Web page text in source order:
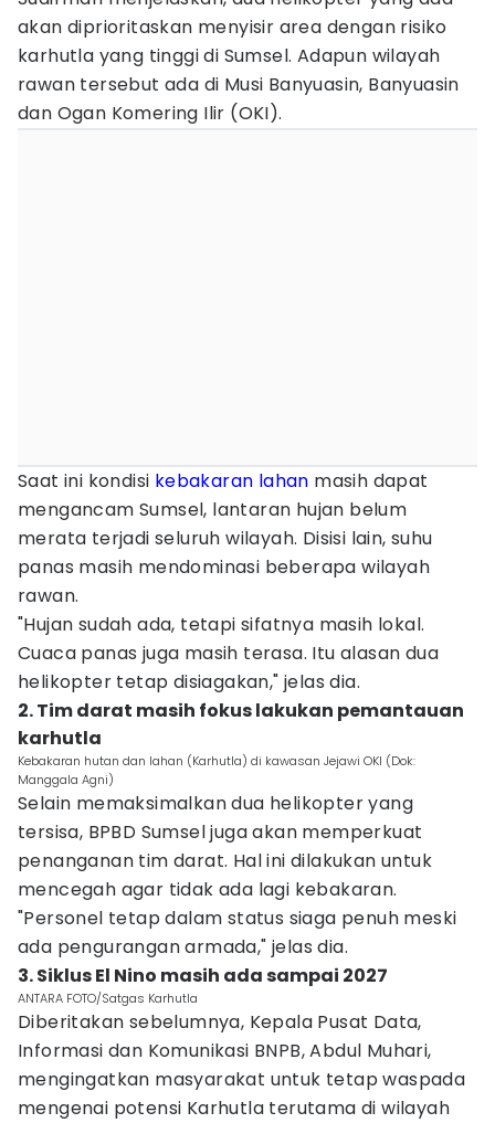
akan diprioritaskan menyisir area dengan risiko
karhutla yang tinggi di Sumsel. Adapun wilayah
rawan tersebut ada di Musi Banyuasin, Banyuasin
dan Ogan Komering Ilir (OKI).
Saat ini kondisi kebakaran lahan masih dapat
mengancam Sumsel, lantaran hujan belum
merata terjadi seluruh wilayah. Disisi lain, suhu
panas masih mendominasi beberapa wilayah
rawan.
"Hujan sudah ada, tetapi sifatnya masih lokal.
Cuaca panas juga masih terasa. Itu alasan dua
helikopter tetap disiagakan," jelas dia.
2. Tim darat masih fokus lakukan pemantauan
karhutla
Kebakaran hutan dan lahan (Karhutla) di kawasan Jejawi OKI (Dok:
Manggala Agni)
Selain memaksimalkan dua helikopter yang
tersisa, BPBD Sumsel juga akan memperkuat
penanganan tim darat. Hal ini dilakukan untuk
mencegah agar tidak ada lagi kebakaran.
"Personel tetap dalam status siaga penuh meski
ada pengurangan armada," jelas dia.
3. Siklus El Nino masih ada sampai 2027
ANTARA FOTO/Satgas Karhutla
Diberitakan sebelumnya, Kepala Pusat Data,
Informasi dan Komunikasi BNPB, Abdul Muhari,
mengingatkan masyarakat untuk tetap waspada
mengenai potensi Karhutla terutama di wilayah